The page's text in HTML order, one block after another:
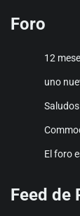
Foro
12
uno
El foro
Feed de